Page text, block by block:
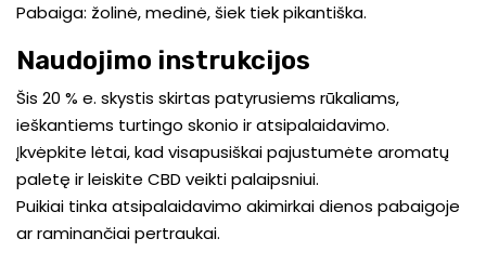
Pabaiga: žolinė, medinė, šiek tiek pikantiška.
Naudojimo instrukcijos
Šis 20 % e. skystis skirtas patyrusiems rūkaliams,
ieškantiems turtingo skonio ir atsipalaidavimo.
Įkvėpkite lėtai, kad visapusiškai pajustumėte aromatų
paletę ir leiskite CBD veikti palaipsniui.
Puikiai tinka atsipalaidavimo akimirkai dienos pabaigoje
ar raminančiai pertraukai.